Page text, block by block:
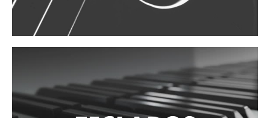
Inalámbrico diadema y solapa
Inalámbrico para instrumento
Estudio
Instalaciones
Cámara, computadora y celular